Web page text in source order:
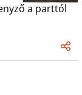
a parttól